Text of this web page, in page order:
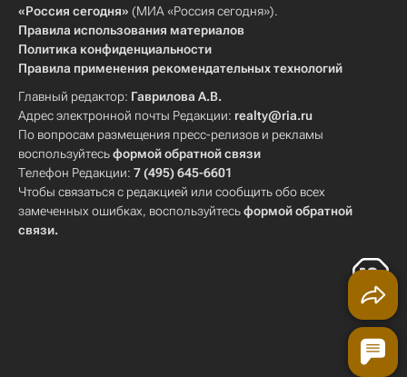
«Россия сегодня» (МИА «Россия сегодня»).
Правила использования материалов
Политика конфиденциальности
Правила применения рекомендательных технологий
Главный редактор: Гаврилова А.В.
Адрес электронной почты Редакции: realty@ria.ru
По вопросам размещения пресс-релизов и рекламы
воспользуйтесьформой обратной связи
Телефон Редакции: 7 (495) 645-6601
Чтобы связаться с редакцией или сообщить обо всех
замеченных ошибках, воспользуйтесьформой обратной
связи.